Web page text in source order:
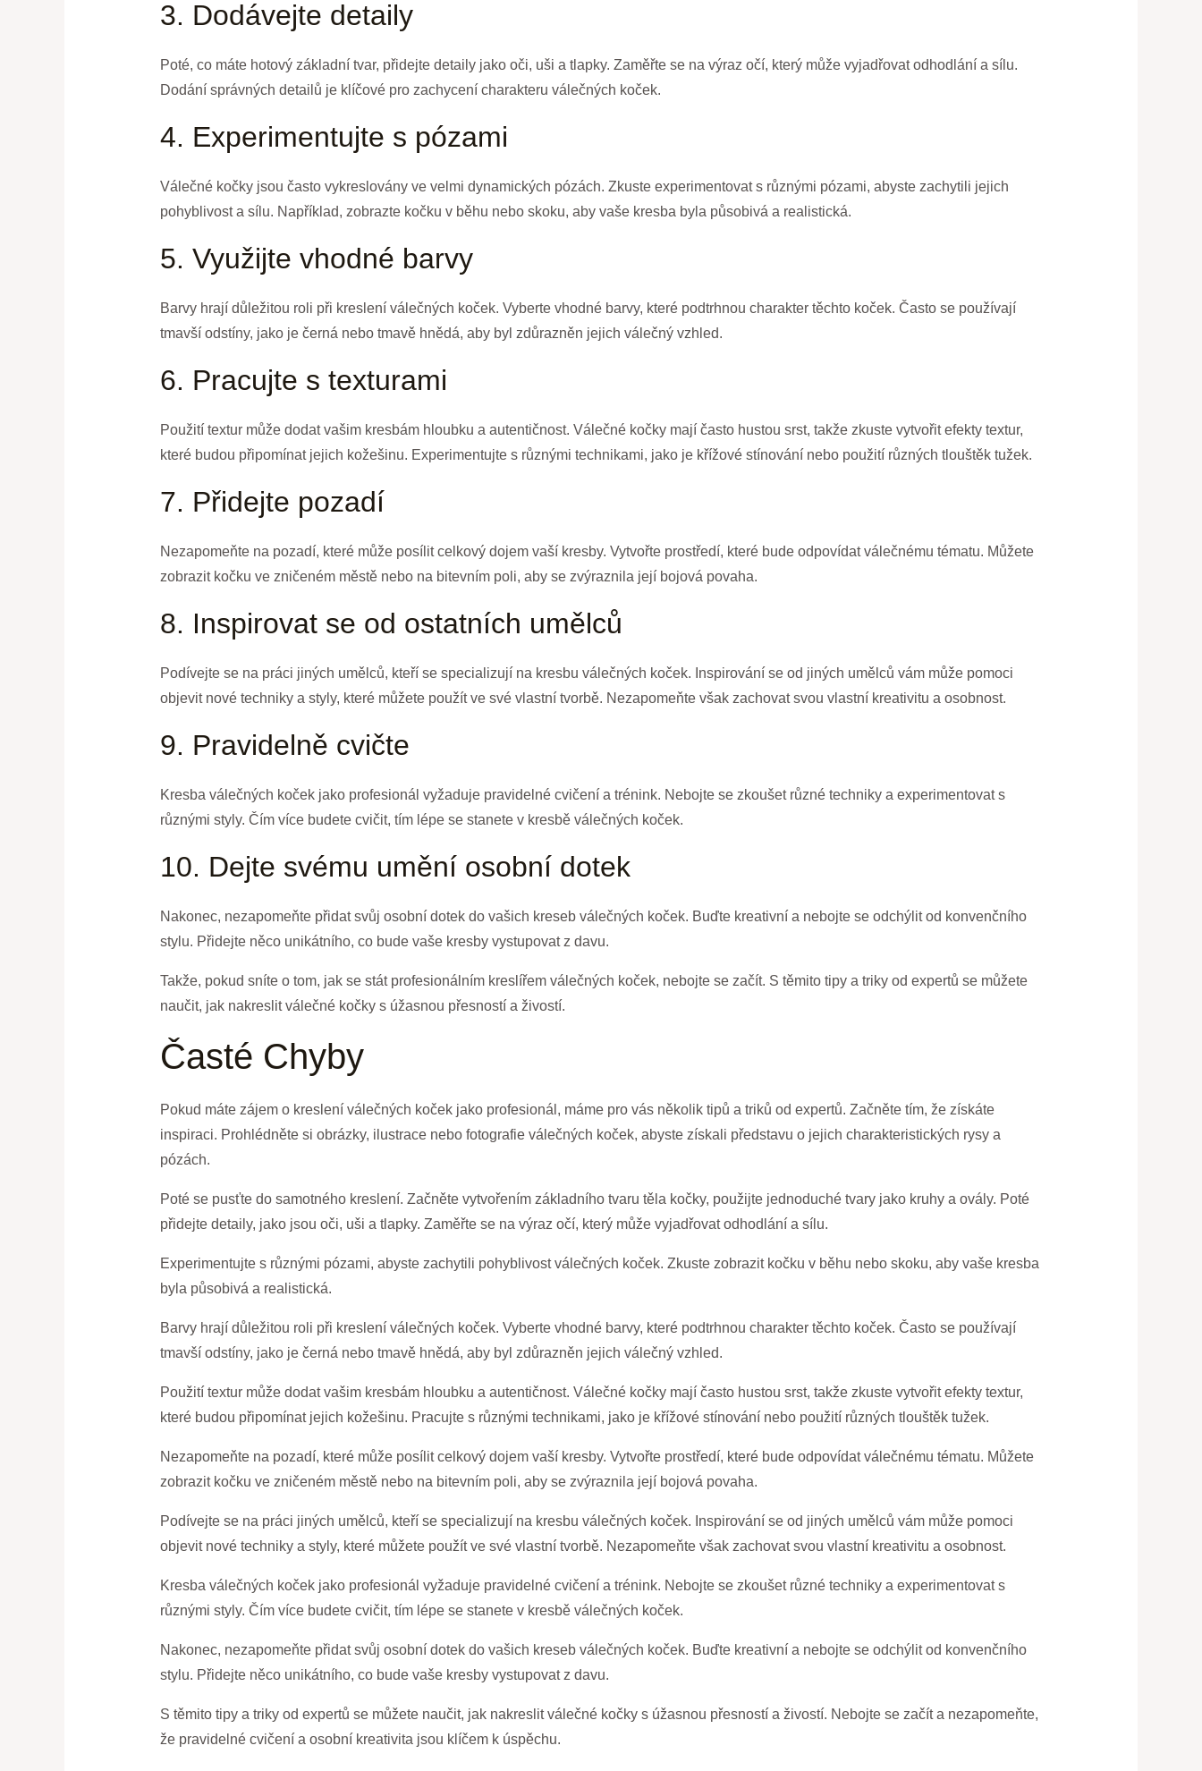
3. Dodávejte detaily
Poté, co máte hotový základní tvar, přidejte detaily jako oči, uši a tlapky. Zaměřte se na výraz očí, který může vyjadřovat odhodlání a sílu.
Dodání správných detailů je klíčové pro zachycení charakteru válečných koček.
4. Experimentujte s pózami
Válečné kočky jsou často vykreslovány ve velmi dynamických pózách. Zkuste experimentovat s různými pózami, abyste zachytili jejich
pohyblivost a sílu. Například, zobrazte kočku v běhu nebo skoku, aby vaše kresba byla působivá a realistická.
5. Využijte vhodné barvy
Barvy hrají důležitou roli při kreslení válečných koček. Vyberte vhodné barvy, které podtrhnou charakter těchto koček. Často se používají
tmavší odstíny, jako je černá nebo tmavě hnědá, aby byl zdůrazněn jejich válečný vzhled.
6. Pracujte s texturami
Použití textur může dodat vašim kresbám hloubku a autentičnost. Válečné kočky mají často hustou srst, takže zkuste vytvořit efekty textur,
které budou připomínat jejich kožešinu. Experimentujte s různými technikami, jako je křížové stínování nebo použití různých tlouštěk tužek.
7. Přidejte pozadí
Nezapomeňte na pozadí, které může posílit celkový dojem vaší kresby. Vytvořte prostředí, které bude odpovídat válečnému tématu. Můžete
zobrazit kočku ve zničeném městě nebo na bitevním poli, aby se zvýraznila její bojová povaha.
8. Inspirovat se od ostatních umělců
Podívejte se na práci jiných umělců, kteří se specializují na kresbu válečných koček. Inspirování se od jiných umělců vám může pomoci
objevit nové techniky a styly, které můžete použít ve své vlastní tvorbě. Nezapomeňte však zachovat svou vlastní kreativitu a osobnost.
9. Pravidelně cvičte
Kresba válečných koček jako profesionál vyžaduje pravidelné cvičení a trénink. Nebojte se zkoušet různé techniky a experimentovat s
různými styly. Čím více budete cvičit, tím lépe se stanete v kresbě válečných koček.
10. Dejte svému umění osobní dotek
Nakonec, nezapomeňte přidat svůj osobní dotek do vašich kreseb válečných koček. Buďte kreativní a nebojte se odchýlit od konvenčního
stylu. Přidejte něco unikátního, co bude vaše kresby vystupovat z davu.
Takže, pokud sníte o tom, jak se stát profesionálním kreslířem válečných koček, nebojte se začít. S těmito tipy a triky od expertů se můžete
naučit, jak nakreslit válečné kočky s úžasnou přesností a živostí.
Časté Chyby
Pokud máte zájem o kreslení válečných koček jako profesionál, máme pro vás několik tipů a triků od expertů. Začněte tím, že získáte
inspiraci. Prohlédněte si obrázky, ilustrace nebo fotografie válečných koček, abyste získali představu o jejich charakteristických rysy a
pózách.
Poté se pusťte do samotného kreslení. Začněte vytvořením základního tvaru těla kočky, použijte jednoduché tvary jako kruhy a ovály. Poté
přidejte detaily, jako jsou oči, uši a tlapky. Zaměřte se na výraz očí, který může vyjadřovat odhodlání a sílu.
Experimentujte s různými pózami, abyste zachytili pohyblivost válečných koček. Zkuste zobrazit kočku v běhu nebo skoku, aby vaše kresba
byla působivá a realistická.
Barvy hrají důležitou roli při kreslení válečných koček. Vyberte vhodné barvy, které podtrhnou charakter těchto koček. Často se používají
tmavší odstíny, jako je černá nebo tmavě hnědá, aby byl zdůrazněn jejich válečný vzhled.
Použití textur může dodat vašim kresbám hloubku a autentičnost. Válečné kočky mají často hustou srst, takže zkuste vytvořit efekty textur,
které budou připomínat jejich kožešinu. Pracujte s různými technikami, jako je křížové stínování nebo použití různých tlouštěk tužek.
Nezapomeňte na pozadí, které může posílit celkový dojem vaší kresby. Vytvořte prostředí, které bude odpovídat válečnému tématu. Můžete
zobrazit kočku ve zničeném městě nebo na bitevním poli, aby se zvýraznila její bojová povaha.
Podívejte se na práci jiných umělců, kteří se specializují na kresbu válečných koček. Inspirování se od jiných umělců vám může pomoci
objevit nové techniky a styly, které můžete použít ve své vlastní tvorbě. Nezapomeňte však zachovat svou vlastní kreativitu a osobnost.
Kresba válečných koček jako profesionál vyžaduje pravidelné cvičení a trénink. Nebojte se zkoušet různé techniky a experimentovat s
různými styly. Čím více budete cvičit, tím lépe se stanete v kresbě válečných koček.
Nakonec, nezapomeňte přidat svůj osobní dotek do vašich kreseb válečných koček. Buďte kreativní a nebojte se odchýlit od konvenčního
stylu. Přidejte něco unikátního, co bude vaše kresby vystupovat z davu.
S těmito tipy a triky od expertů se můžete naučit, jak nakreslit válečné kočky s úžasnou přesností a živostí. Nebojte se začít a nezapomeňte,
že pravidelné cvičení a osobní kreativita jsou klíčem k úspěchu.